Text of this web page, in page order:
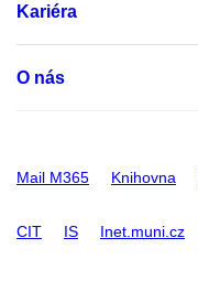
Kariéra
O nás
Mail M365 Knihovna
CIT IS Inet.muni.cz